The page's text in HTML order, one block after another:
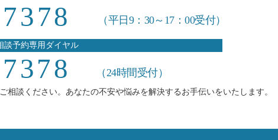
（平日9：30～17：00受付）
談予約専用ダイヤル
（24時間受付）
談ください。あなたの不安や悩みを解決するお手伝いをいたします。